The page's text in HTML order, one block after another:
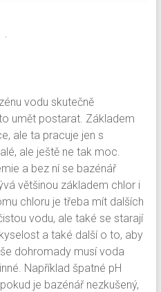
vodu skutečně
umět postarat. Základem
ale ta pracuje jen s
ale ještě ne tak moc.
a bez ní se bazénář
většinou základem chlor i
chloru je třeba mít dalších
vodu, ale také se starají
a také další o to, aby
dohromady musí voda
Například špatné pH
je bazénář nezkušený,